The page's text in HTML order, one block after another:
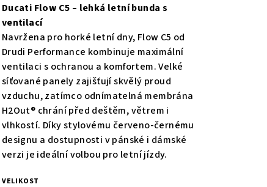
Ducati Flow C5 – lehká letní bunda s
ventilací
Navržena pro horké letní dny, Flow C5 od
Drudi Performance kombinuje maximální
ventilaci s ochranou a komfortem. Velké
síťované panely zajišťují skvělý proud
vzduchu, zatímco odnímatelná membrána
H2Out® chrání před deštěm, větrem i
vlhkostí. Díky stylovému červeno-černému
designu a dostupnosti v pánské i dámské
verzi je ideální volbou pro letní jízdy.
VELIKOST